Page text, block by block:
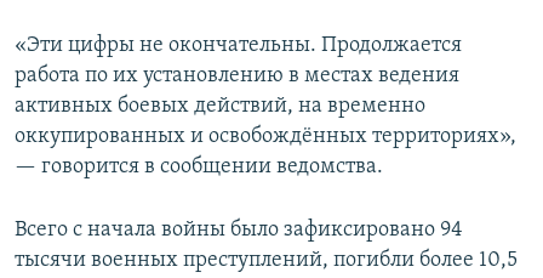
«Эти цифры не окончательны. Продолжается
работа по их установлению в местах ведения
активных боевых действий, на временно
оккупированных и освобождённых территориях»,
— говорится в сообщении ведомства.
Всего с начала войны было зафиксировано 94
тысячи военных преступлений, погибли более 10,5